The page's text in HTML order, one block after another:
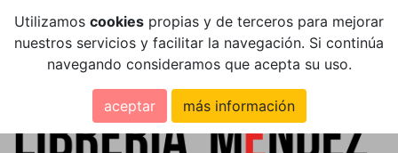
Utilizamos cookies propias y de terceros para mejorar
nuestros servicios y facilitar la navegación. Si continúa
navegando consideramos que acepta su uso.
aceptar más información